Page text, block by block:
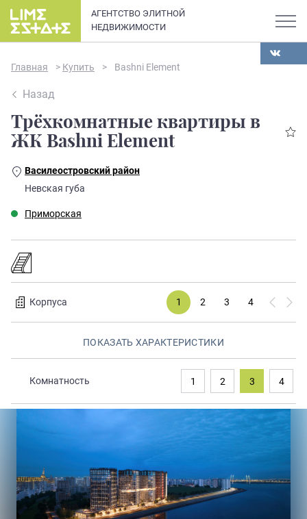
АГЕНТСТВО ЭЛИТНОЙ
НЕДВИЖИМОСТИ
О компании
Элитная недвижимость в
премиум-класса
Сдать
Закрытые продажи
Главная > Купить > Bashni Element
Назад
Трёхкомнатные квартиры в
ЖК Bashni Element
Василеостровский район
Невская губа
Приморская
Корпуса 1 2 3 4 5
ПОКАЗАТЬ ХАРАКТЕРИСТИКИ
Комнатность 1 2 3 4